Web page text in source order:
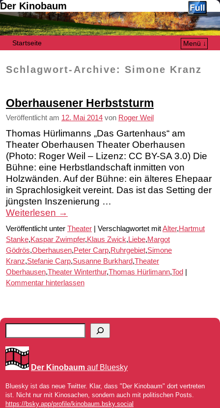
Der Kinobaum
Startseite
Menü ↓
Schlagwort-Archive: Simone Kranz
Oberhausener Herbststurm
Veröffentlicht am 12. Mai 2014 von Roger Weil
Thomas Hürlimanns „Das Gartenhaus“ am
Theater Oberhausen Theater Oberhausen
(Photo: Roger Weil – Lizenz: CC BY-SA 3.0) Die
Bühne: eine Herbstlandschaft inmitten von
Holzwänden. Auf der Bühne: ein älteres Ehepaar
in Sprachlosigkeit vereint. Das ist das Setting der
jüngsten Inszenierung …
Weiterlesen →
Veröffentlicht unter Theater Verschlagwortet mitAlter,Hartmut
Stanke,Kaspar Zwimpfer,Klaus Zwick, Liebe,Margot
Gödrös,Oberhausen,Peter Carp,Ruhrgebiet,Simone
Kranz,Stefanie Carp,Susanne Burkhard,Theater
Oberhausen,Theater Winterthur,Thomas Hürlimann,Tod
Kommentar hinterlassen
Der Kinobaum auf Bluesky
Bluesky ist das neue Twitter. Klar, dass "Der Kinobaum" dort vertreten
ist. Nicht nur mit Kinosachen, sondern auch mit politischen Posts.
https://bsky.app/profile/kinobaum.bsky.social